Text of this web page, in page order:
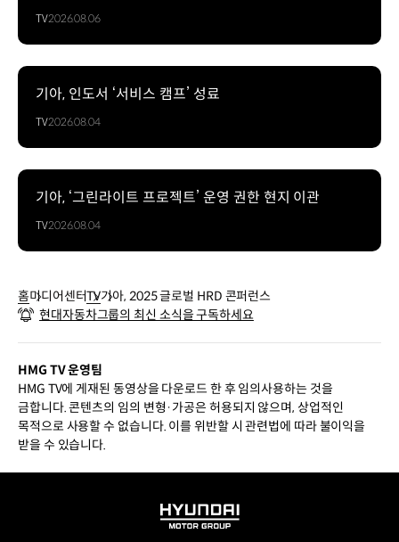
TV2026.08.06
기아, 인도서 ‘서비스 캠프’ 성료
TV2026.08.04
기아, ‘그린라이트 프로젝트’ 운영 권한 현지 이관
TV2026.08.04
홈미디어센터TV기아, 2025 글로벌 HRD 콘퍼런스
현대자동차그룹의 최신 소식을 구독하세요
HMG TV 운영팀
HMG TV에 게재된 동영상을 다운로드 한 후 임의사용하는 것을
금합니다. 콘텐츠의 임의 변형·가공은 허용되지 않으며, 상업적인
목적으로 사용할 수 없습니다. 이를 위반할 시 관련법에 따라 불이익을
받을 수 있습니다.
HYUNDAI